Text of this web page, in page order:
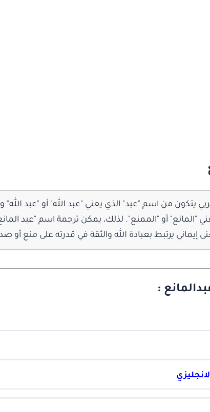
يتكون من اسم "عبد" الذي يعني "عبد الله" أو "عبد
"المانع" أو "الممنع". لذلك، يمكن ترجمة اسم "عبد
يرتبط بعبادة الله والثقة في قدرته على منع أو
: